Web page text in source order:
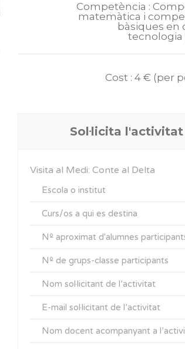
Competència :
matemàtica i
bàsiques en
tecnologia
Cost : 4 € (per
Sol·licita l'activitat
Visita al Medi: Conte al Delta